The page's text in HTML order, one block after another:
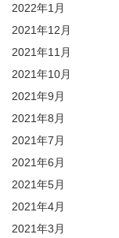
2022年1月
2021年12月
2021年11月
2021年10月
2021年9月
2021年8月
2021年7月
2021年6月
2021年5月
2021年4月
2021年3月